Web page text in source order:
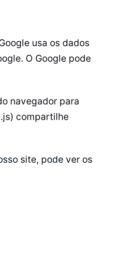
usa os dados
O Google pode
navegador para
compartilhe
site, pode ver os